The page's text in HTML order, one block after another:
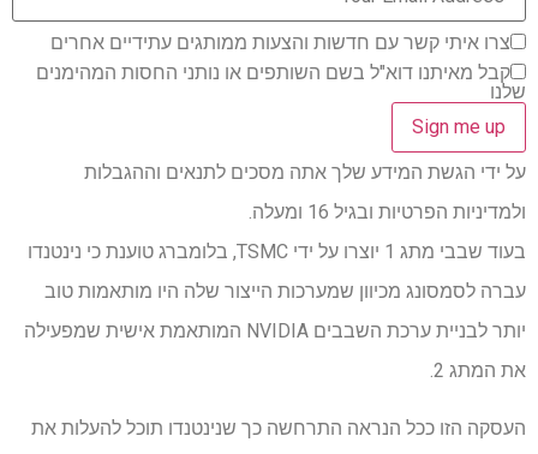
צרו איתי קשר עם חדשות והצעות ממותגים עתידיים אחרים
קבל מאיתנו דוא"ל בשם השותפים או נותני החסות המהימנים
שלנו
על ידי הגשת המידע שלך אתה מסכים לתנאים וההגבלות
ולמדיניות הפרטיות ובגיל 16 ומעלה.
בעוד שבבי מתג 1 יוצרו על ידי TSMC, בלומברג טוענת כי נינטנדו
עברה לסמסונג מכיוון שמערכות הייצור שלה היו מותאמות טוב
יותר לבניית ערכת השבבים NVIDIA המותאמת אישית שמפעילה
את המתג 2.
העסקה הזו ככל הנראה התרחשה כך שנינטנדו תוכל להעלות את